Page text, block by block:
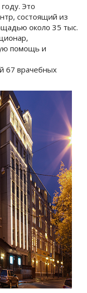
Это
состоящий из
около 35 тыс.
помощь и
67 врачебных